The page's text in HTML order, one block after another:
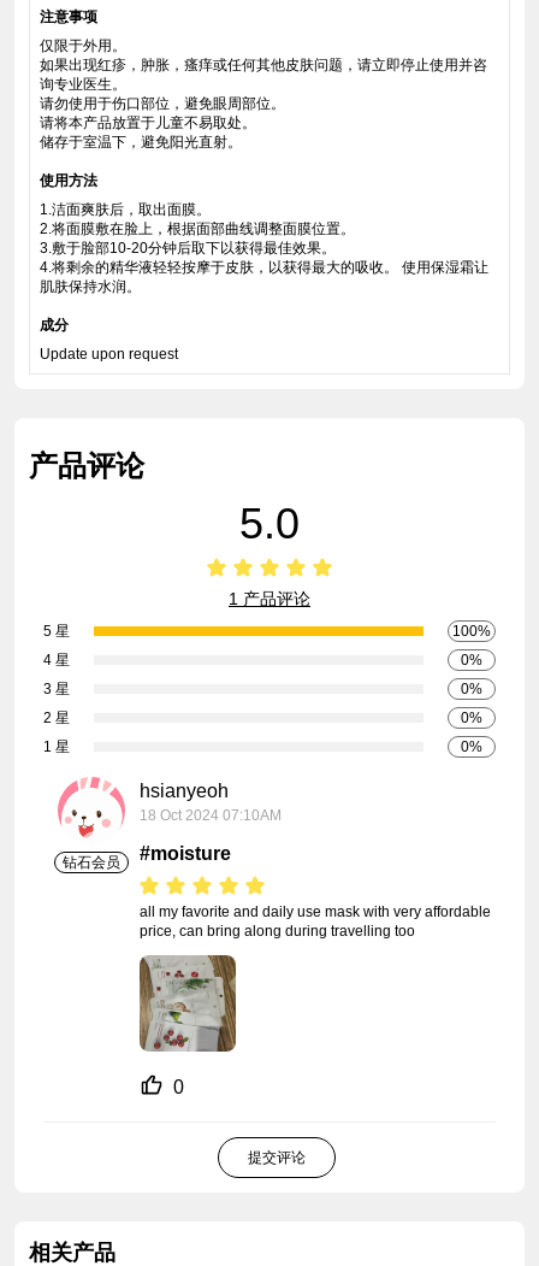
注意事项
仅限于外用。
如果出现红疹，肿胀，瘙痒或任何其他皮肤问题，请立即停止使用并咨
询专业医生。
请勿使用于伤口部位，避免眼周部位。
请将本产品放置于儿童不易取处。
储存于室温下，避免阳光直射。
使用方法
1.洁面爽肤后，取出面膜。
2.将面膜敷在脸上，根据面部曲线调整面膜位置。
3.敷于脸部10-20分钟后取下以获得最佳效果。
4.将剩余的精华液轻轻按摩于皮肤，以获得最大的吸收。 使用保湿霜让
肌肤保持水润。
成分
Update upon request
产品评论
5.0
1 产品评论
1 星 0%
2 星 0%
3 星 0%
4 星 0%
5 星 100%
钻石会员
hsianyeoh
18 Oct 2024 07:10AM
#moisture
all my favorite and daily use mask with very affordable
price, can bring along during travelling too
0
提交评论
相关产品